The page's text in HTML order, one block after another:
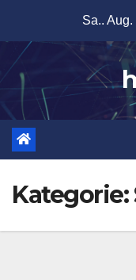
springen
Sa..
Kategorie: